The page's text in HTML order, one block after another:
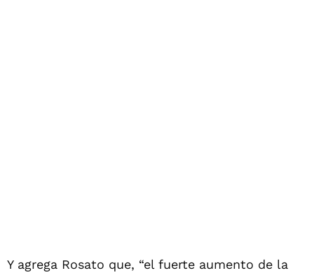
Y agrega Rosato que, “el fuerte aumento de la